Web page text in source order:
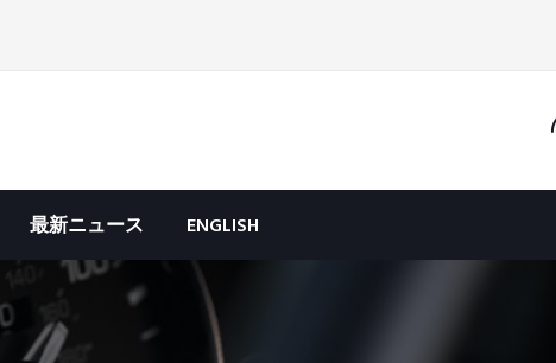
最新ニュース ENGLISH